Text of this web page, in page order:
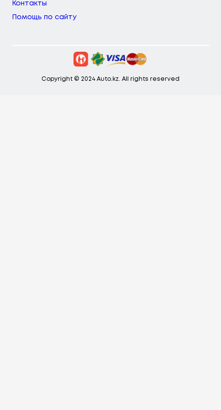
Контакты
Помощь по сайту
Copyright © 2024 Auto.kz. All rights reserved